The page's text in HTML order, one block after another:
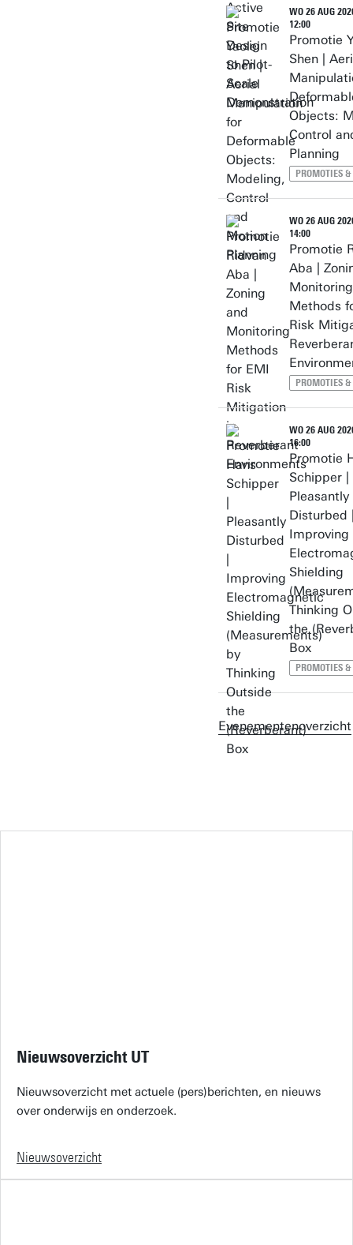
WO 26 AUG
12:00
Promotie
Shen |
Objects:
Control
Planning
PROMOTIES
WO 26 AUG
14:00
Promotie
Aba |
Monitoring
Methods
Risk
PROMOTIES
WO 26 AUG
16:00
Promotie
Schipper |
Pleasantly
Disturbed
Improving
Shielding
Thinking
the
Box
PROMOTIES
Evenementenoverzicht
Nieuwsoverzicht UT
Nieuwsoverzicht met actuele (pers)berichten, en nieuws
over onderwijs en onderzoek.
Nieuwsoverzicht